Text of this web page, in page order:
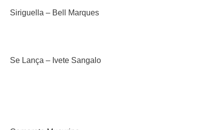
Siriguella – Bell Marques
Se Lança – Ivete Sangalo